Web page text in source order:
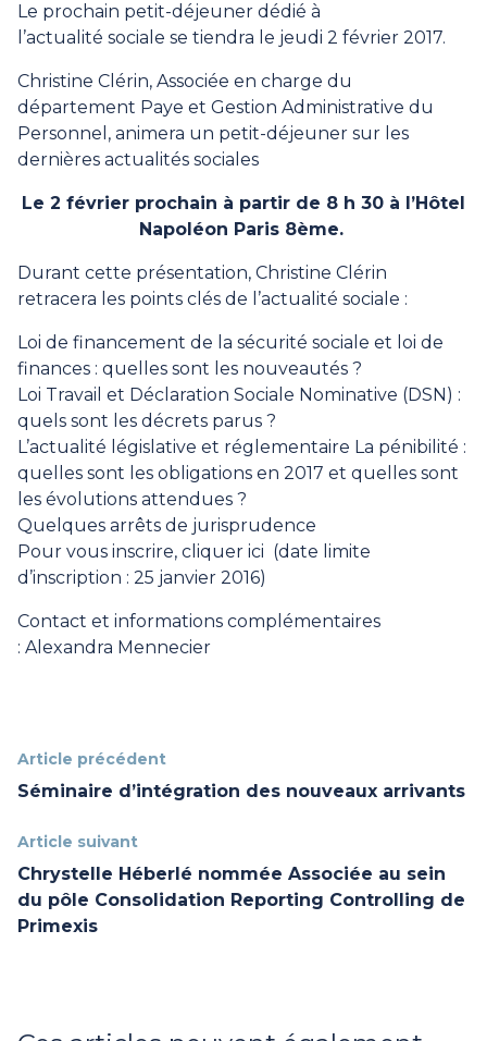
Le prochain petit-déjeuner dédié à
l’actualité sociale se tiendra le jeudi 2 février 2017.
Christine Clérin, Associée en charge du
département Paye et Gestion Administrative du
Personnel, animera un petit-déjeuner sur les
dernières actualités sociales
Le 2 février prochain à partir de 8 h 30 à l’Hôtel
Napoléon Paris 8ème.
Durant cette présentation, Christine Clérin
retracera les points clés de l’actualité sociale :
Loi de financement de la sécurité sociale et loi de
finances : quelles sont les nouveautés ?
Loi Travail et Déclaration Sociale Nominative (DSN) :
quels sont les décrets parus ?
L’actualité législative et réglementaire La pénibilité :
quelles sont les obligations en 2017 et quelles sont
les évolutions attendues ?
Quelques arrêts de jurisprudence
Pour vous inscrire, cliquer ici (date limite
d’inscription : 25 janvier 2016)
Contact et informations complémentaires
: Alexandra Mennecier
Article précédent
Séminaire d’intégration des nouveaux arrivants
Article suivant
Chrystelle Héberlé nommée Associée au sein
du pôle Consolidation Reporting Controlling de
Primexis